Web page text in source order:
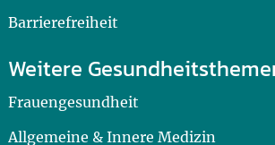
Barrierefreiheit
Weitere
Frauengesundheit
Allgemeine & Innere Medizin